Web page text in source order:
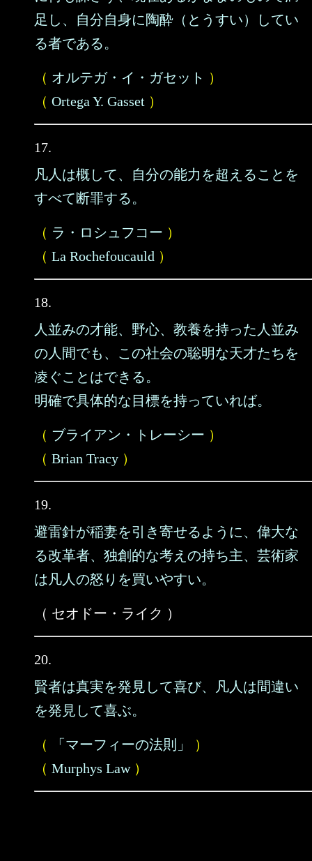
足し、自分自身に陶酔（とうすい）してい
る者である。
（ オルテガ・イ・ガセット ）
（ Ortega Y. Gasset ）
17.
凡人は概して、自分の能力を超えることを
すべて断罪する。
（ ラ・ロシュフコー ）
（ La Rochefoucauld ）
18.
人並みの才能、野心、教養を持った人並み
の人間でも、この社会の聡明な天才たちを
凌ぐことはできる。
明確で具体的な目標を持っていれば。
（ ブライアン・トレーシー ）
（ Brian Tracy ）
19.
避雷針が稲妻を引き寄せるように、偉大な
る改革者、独創的な考えの持ち主、芸術家
は凡人の怒りを買いやすい。
（ セオドー・ライク ）
20.
賢者は真実を発見して喜び、凡人は間違い
を発見して喜ぶ。
（ 「マーフィーの法則」
）
（ Murphys Law）